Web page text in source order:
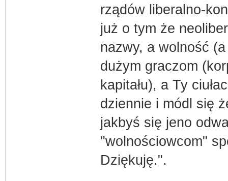
rządów liberalno-
już o tym że
nazwy, a wolność
dużym graczom
kapitału), a Ty
dziennie i módl się
jakbyś się jeno
"wolnościowcom"
Dziękuję.".